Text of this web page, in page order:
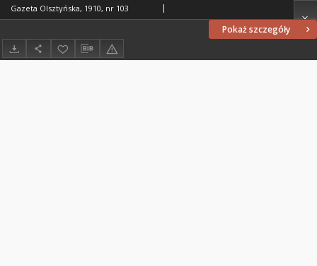
Pokaż szczegóły
Gazeta Olsztyńska, 1910, nr 103